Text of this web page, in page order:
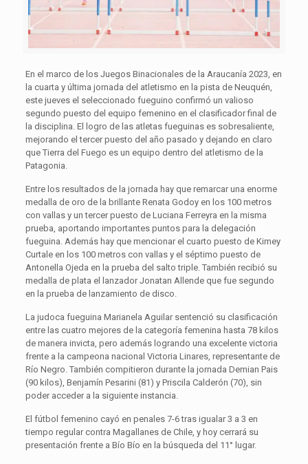
En el marco de los Juegos Binacionales de la Araucanía 2023, en
la cuarta y última jornada del atletismo en la pista de Neuquén,
este jueves el seleccionado fueguino confirmó un valioso
segundo puesto del equipo femenino en el clasificador final de
la disciplina. El logro de las atletas fueguinas es sobresaliente,
mejorando el tercer puesto del año pasado y dejando en claro
que Tierra del Fuego es un equipo dentro del atletismo de la
Patagonia.
Entre los resultados de la jornada hay que remarcar una enorme
medalla de oro de la brillante Renata Godoy en los 100 metros
con vallas y un tercer puesto de Luciana Ferreyra en la misma
prueba, aportando importantes puntos para la delegación
fueguina. Además hay que mencionar el cuarto puesto de Kimey
Curtale en los 100 metros con vallas y el séptimo puesto de
Antonella Ojeda en la prueba del salto triple. También recibió su
medalla de plata el lanzador Jonatan Allende que fue segundo
en la prueba de lanzamiento de disco.
La judoca fueguina Marianela Aguilar sentenció su clasificación
entre las cuatro mejores de la categoría femenina hasta 78 kilos
de manera invicta, pero además logrando una excelente victoria
frente a la campeona nacional Victoria Linares, representante de
Río Negro. También compitieron durante la jornada Demian Pais
(90 kilos), Benjamín Pesarini (81) y Priscila Calderón (70), sin
poder acceder a la siguiente instancia.
El fútbol femenino cayó en penales 7-6 tras igualar 3 a 3 en
tiempo regular contra Magallanes de Chile, y hoy cerrará su
presentación frente a Bío Bío en la búsqueda del 11° lugar.